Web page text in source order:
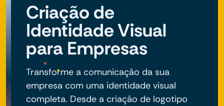
Criação de
Identidade Visual
para Empresas
Transforme a comunicação da sua
empresa com uma identidade visual
completa. Desde a criação de logotipo